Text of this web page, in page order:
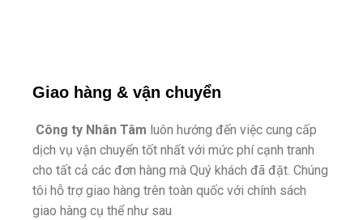
Giao hàng & vận chuyển
Công ty Nhân Tâm luôn hướng đến việc cung cấp
dịch vụ vận chuyển tốt nhất với mức phí cạnh tranh
cho tất cả các đơn hàng mà Quý khách đã đặt. Chúng
tôi hỗ trợ giao hàng trên toàn quốc với chính sách
giao hàng cụ thể như sau